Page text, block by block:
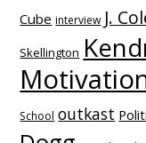
Cube interview J.
Skellington
School outkast